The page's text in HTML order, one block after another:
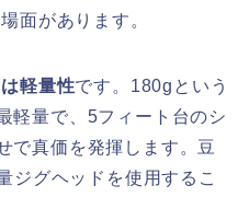
面があります。
軽量性です。180gという
軽量で、5フィート台のシ
で真価を発揮します。豆
ジグヘッドを使用するこ